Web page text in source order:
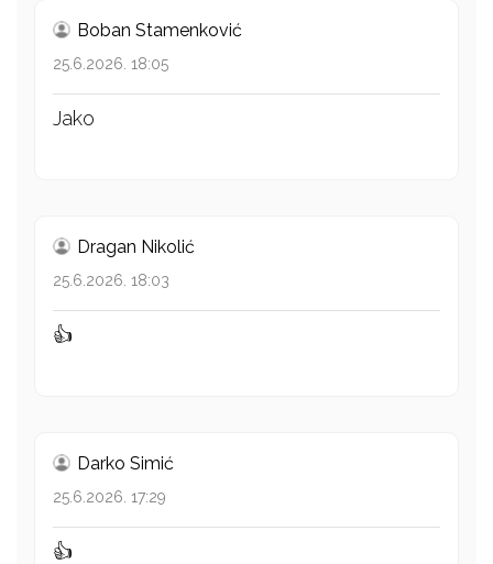
Boban Stamenković
25.6.2026. 18:05
Jako
Dragan Nikolić
25.6.2026. 18:03
👍
Darko Simić
25.6.2026. 17:29
👍